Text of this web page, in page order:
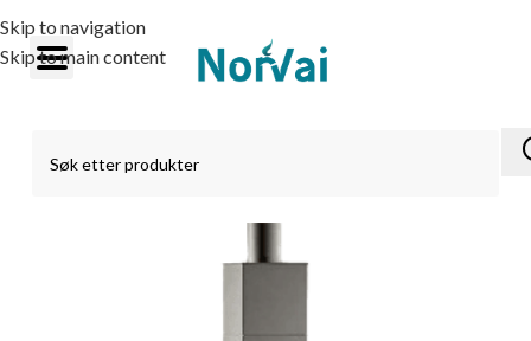
Skip to navigation
Skip to main content